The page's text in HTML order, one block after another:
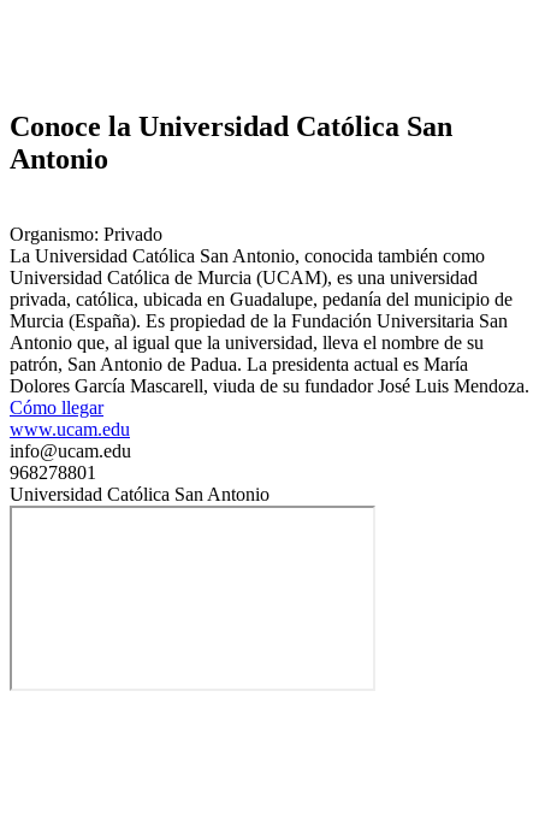
Conoce la Universidad Católica San
Antonio
Organismo: Privado
La Universidad Católica San Antonio, conocida también como
Universidad Católica de Murcia (UCAM), es una universidad
privada, católica, ubicada en Guadalupe, pedanía del municipio de
Murcia (España). Es propiedad de la Fundación Universitaria San
Antonio que, al igual que la universidad, lleva el nombre de su
patrón, San Antonio de Padua. La presidenta actual es María
Dolores García Mascarell, viuda de su fundador José Luis Mendoza.
Cómo llegar
www.ucam.edu
info@ucam.edu
968278801
Universidad Católica San Antonio